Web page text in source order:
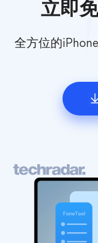
立即
全方位的